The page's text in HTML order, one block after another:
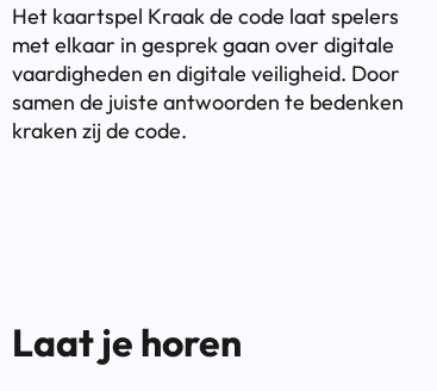
Het kaartspel Kraak de code laat spelers
met elkaar in gesprek gaan over digitale
vaardigheden en digitale veiligheid. Door
samen de juiste antwoorden te bedenken
kraken zij de code.
Laat je horen